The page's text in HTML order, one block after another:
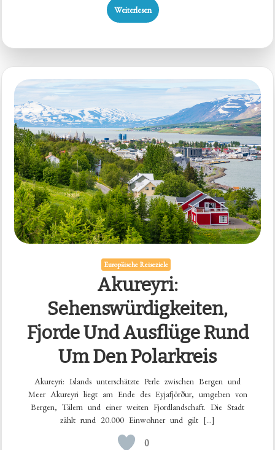
Weiterlesen
Europäische Reiseziele
Akureyri:
Sehenswürdigkeiten,
Fjorde Und Ausflüge Rund
Um Den Polarkreis
Akureyri: Islands unterschätzte Perle zwischen Bergen und
Meer Akureyri liegt am Ende des Eyjafjörður, umgeben von
Bergen, Tälern und einer weiten Fjordlandschaft. Die Stadt
zählt rund 20.000 Einwohner und gilt […]
0